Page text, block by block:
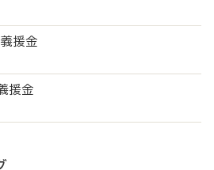
義援金
義援金